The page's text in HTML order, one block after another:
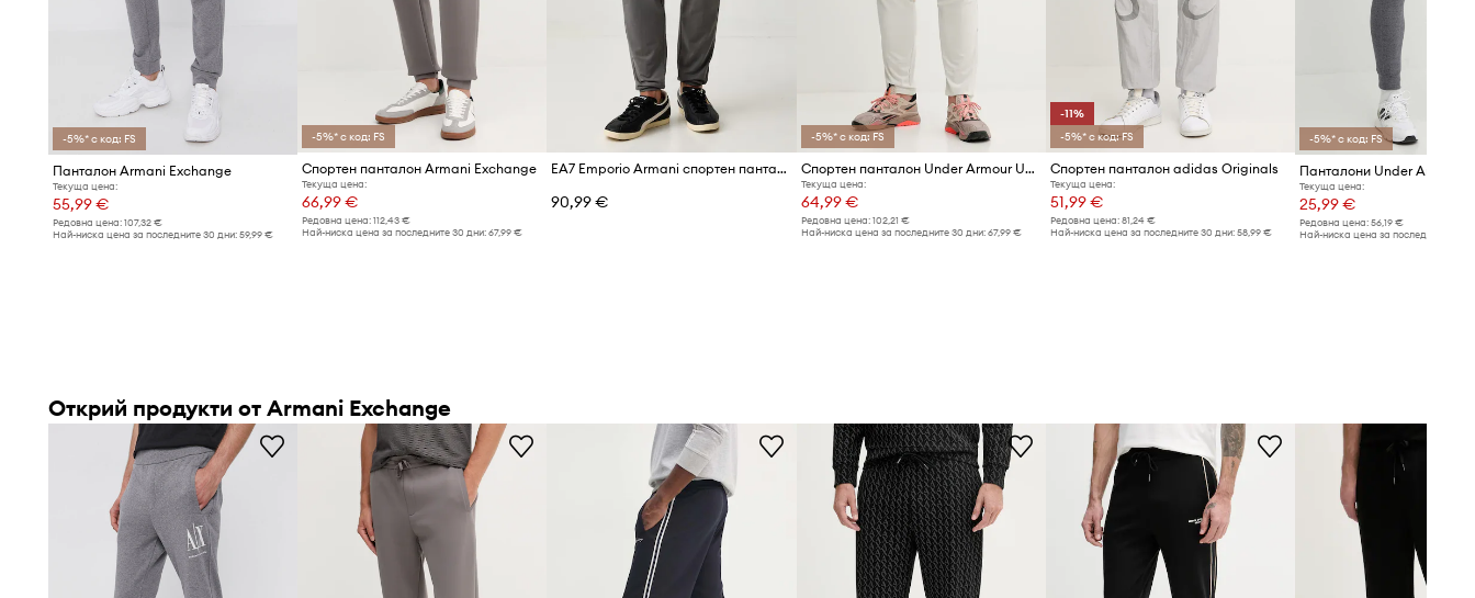
-5%* с код: FS
Панталон Armani Exchange
Текуща цена:
55,99 €
Редовна цена: 107,32 €
Най-ниска цена за последните 30 дни: 59,99 €
-5%* с код: FS
Спортен панталон Armani Exchange
Текуща цена:
66,99 €
Редовна цена:112,43 €
Най-ниска цена за последните 30 дни:67,99 €
EA7 Emporio Armani спортен панталон мъжки от памук
90,99 €
-5%* с код: FS
Спортен панталон Under Armour Unstoppable
Текуща цена:
64,99 €
Редовна цена: 102,21 €
Най-ниска цена за последните 30 дни: 67,99 €
-11%
-5%* с код: FS
Спортен панталон adidas Originals
Текуща цена:
51,99 €
Редовна цена:81,24 €
Най-ниска цена за последните 30 дни:58,99 €
-5%* с код: FS
Панталони Under Armour
Текуща цена:
25,99 €
Редовна цена: 56,19 €
Най-ниска цена за последните 30
Открий продукти от Armani Exchange